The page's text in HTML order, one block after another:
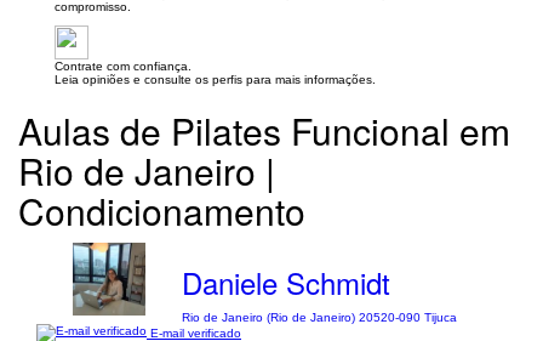
compromisso.
Contrate com confiança.
Leia opiniões e consulte os perfis para mais informações.
Aulas de Pilates Funcional em
Rio de Janeiro |
Condicionamento
Daniele Schmidt
Rio de Janeiro (Rio de Janeiro) 20520-090 Tijuca
E-mail verificado